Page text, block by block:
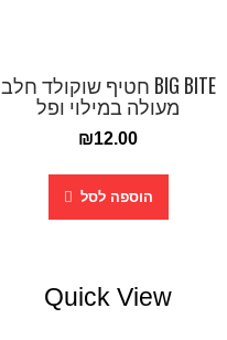
BIG BITE חטיף שוקולד חלב
מעולה במילוי ופל
₪12.00
הוספה לסל
Quick View